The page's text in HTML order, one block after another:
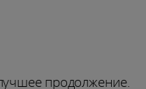
продолжение.